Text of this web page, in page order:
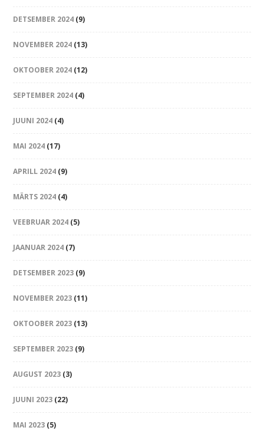
DETSEMBER 2024 (9)
NOVEMBER 2024 (13)
OKTOOBER 2024 (12)
SEPTEMBER 2024 (4)
JUUNI 2024 (4)
MAI 2024 (17)
APRILL 2024 (9)
MÄRTS 2024 (4)
VEEBRUAR 2024 (5)
JAANUAR 2024 (7)
DETSEMBER 2023 (9)
NOVEMBER 2023 (11)
OKTOOBER 2023 (13)
SEPTEMBER 2023 (9)
AUGUST 2023 (3)
JUUNI 2023 (22)
MAI 2023 (5)